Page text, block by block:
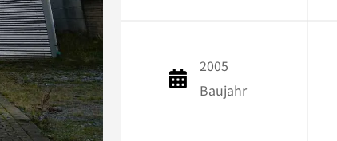
2005
Baujahr